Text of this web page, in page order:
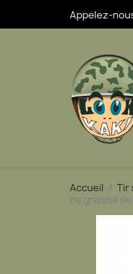
Appelez-
Accueil Tir
de graisse